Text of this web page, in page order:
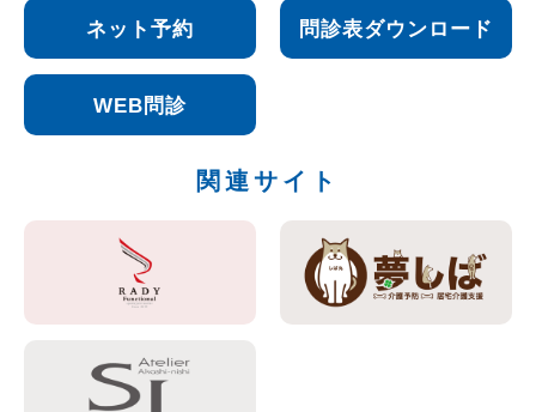
ネット予約 問診表ダウンロード
WEB問診
関連サイト